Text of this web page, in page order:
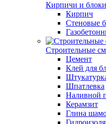
Кирпичи и блоки
Кирпич
Стеновые
Строительные
Цемент
Клей для
Шпатлевка
Наливной
Керамзит
Глина